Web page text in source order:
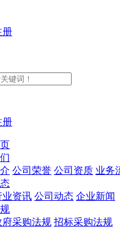
册
册
公司荣誉 公司资质 业务
业资讯 公司动态 企业新闻
府采购法规 招标采购法规